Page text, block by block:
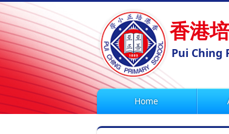
香港
Pui Ching
Home